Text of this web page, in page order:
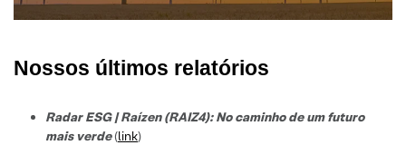
Nossos últimos relatórios
Radar ESG | Raízen (RAIZ4): No caminho de um futuro
mais verde(link)